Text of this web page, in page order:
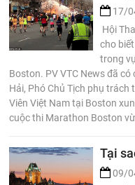
17/
Hội
cho
trong
Boston. PV VTC News đã
Hải, Phó Chủ Tịch phụ trách
Viên Việt Nam tại Boston
cuộc thi Marathon Boston
Tại
09/